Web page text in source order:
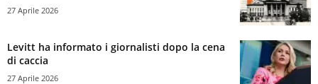
27 Aprile 2026
Levitt ha informato i giornalisti dopo la cena
di caccia
27 Aprile 2026